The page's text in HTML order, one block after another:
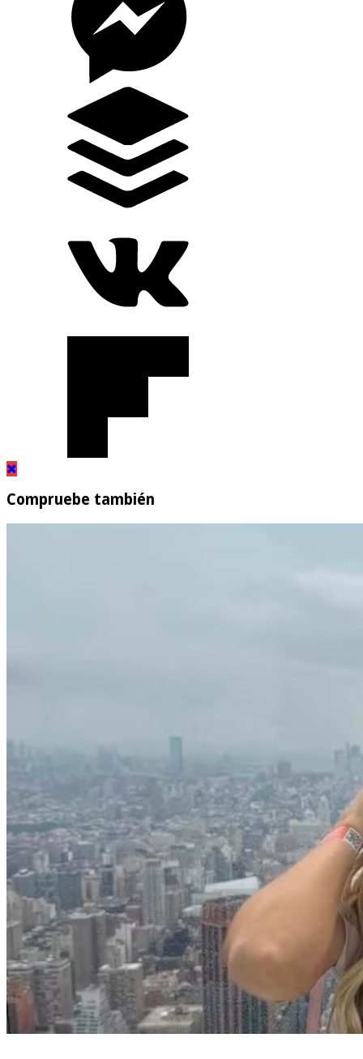
Compruebe también